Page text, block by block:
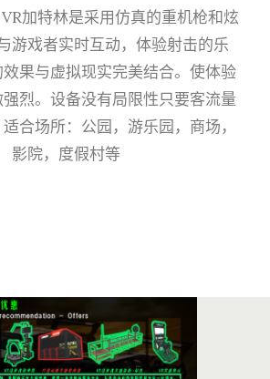
加特林是采用仿真的重机枪和炫
游戏者实时互动，体验射击的乐
果与虚拟现实完美结合。使体验
烈。设备没有局限性只要客流量
合场所：公园，游乐园，商场，
影院，度假村等